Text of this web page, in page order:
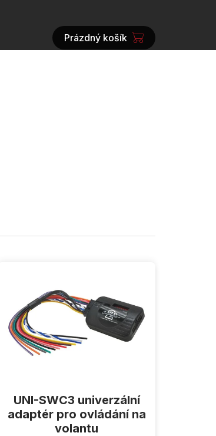
NÁKUPNÍ
Prázdný košík
UNI-SWC3 univerzální
adaptér pro ovládání na
volantu